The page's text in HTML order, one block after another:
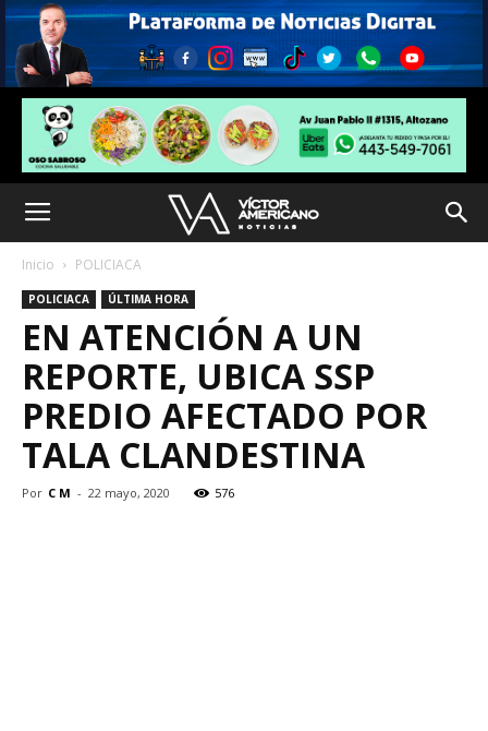
Inicio POLICIACA
POLICIACA ÚLTIMA HORA
EN ATENCIÓN A UN
REPORTE, UBICA SSP
PREDIO AFECTADO POR
TALA CLANDESTINA
Por C M - 22 mayo, 2020 576